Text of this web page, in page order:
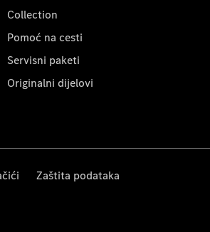
Collection
Pomoć na cesti
Servisni paketi
Originalni dijelovi
Zaštita podataka